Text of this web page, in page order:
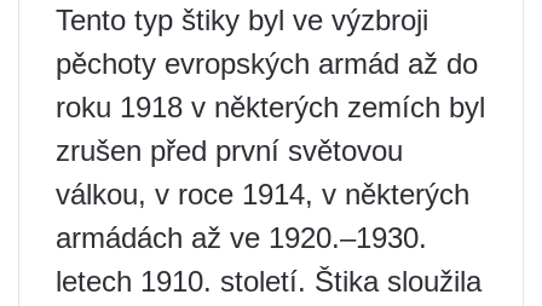
Tento typ štiky byl ve výzbroji
pěchoty evropských armád až do
roku 1918 v některých zemích byl
zrušen před první světovou
válkou, v roce 1914, v některých
armádách až ve 1920.–1930.
letech 1910. století. Štika sloužila